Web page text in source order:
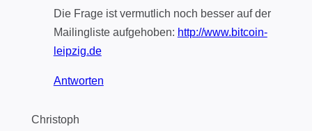
Die Frage ist vermutlich noch besser auf der
Mailingliste aufgehoben: http://www.bitcoin-
leipzig.de
Antworten
Christoph